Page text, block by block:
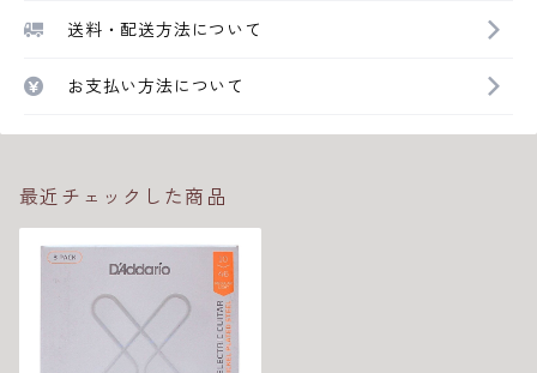
送料・配送方法について
お支払い方法について
最近チェックした商品